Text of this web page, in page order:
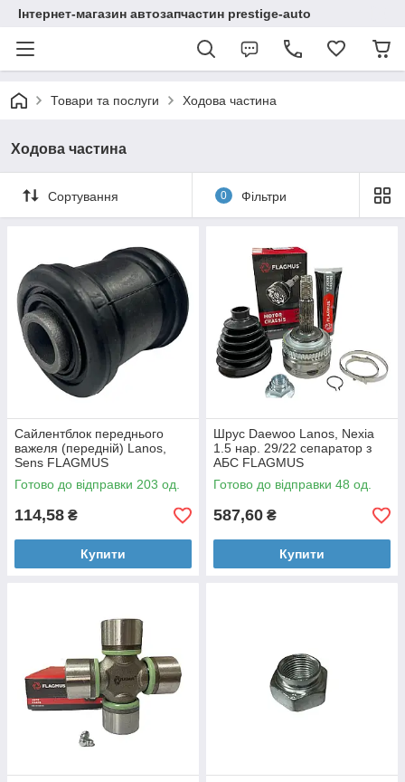
Інтернет-магазин автозапчастин prestige-auto
Товари та послуги Ходова частина
Ходова частина
Сортування 0 Фільтри
Сайлентблок переднього
важеля (передній) Lanos,
Sens FLAGMUS
Готово до відправки 203 од.
114,58 ₴
Купити
Шрус Daewoo Lanos, Nexia
1.5 нар. 29/22 сепаратор з
АБС FLAGMUS
Готово до відправки 48 од.
587,60 ₴
Купити